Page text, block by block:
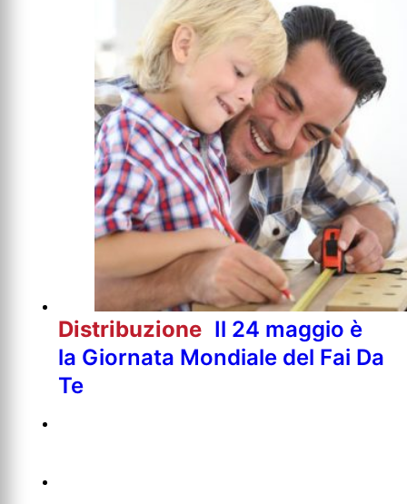
Distribuzione Il 24 maggio è
la Giornata Mondiale del Fai Da
Te